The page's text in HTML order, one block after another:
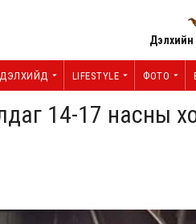
Дэлхийн
ДЭЛХИЙД LIFESTYLE ФОТО
14-17 насны